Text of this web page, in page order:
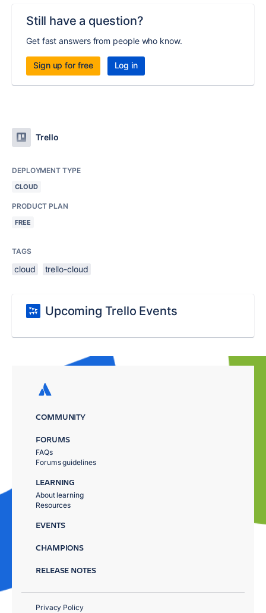
Still have a question?
Get fast answers from people who know.
Sign up for free Log in
Trello
DEPLOYMENT TYPE
CLOUD
PRODUCT PLAN
FREE
TAGS
cloud trello-cloud
Upcoming Trello Events
COMMUNITY
FORUMS
FAQs
Forums guidelines
LEARNING
About learning
Resources
EVENTS
CHAMPIONS
RELEASE NOTES
Privacy Policy